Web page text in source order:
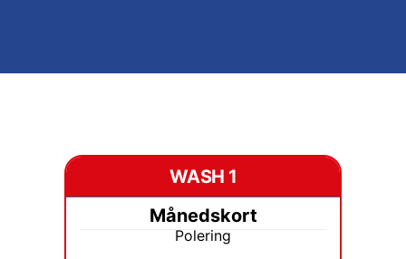
WASH 1
Månedskort
Polering